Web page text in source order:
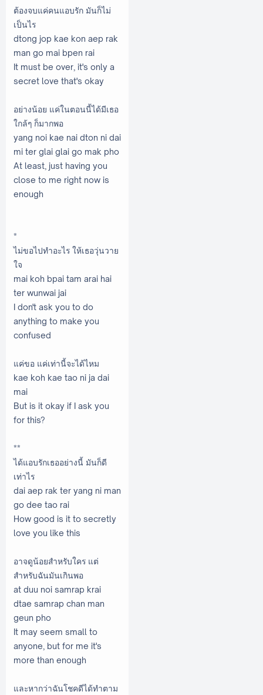
ต้องจบแค่คนแอบรัก มันก็ไม่
เป็นไร
dtong jop kae kon aep rak
man go mai bpen rai
It must be over, it's only a
secret love that's okay
อย่างน้อย แค่ในตอนนี้ได้มีเธอ
ใกล้ๆ ก็มากพอ
yang noi kae nai dton ni dai
mi ter glai glai go mak pho
At least, just having you
close to me right now is
enough
*
ไม่ขอไปทำอะไร ให้เธอวุ่นวาย
ใจ
mai koh bpai tam arai hai
ter wunwai jai
I don't ask you to do
anything to make you
confused
แค่ขอ แค่เท่านี้จะได้ไหม
kae koh kae tao ni ja dai
mai
But is it okay if I ask you
for this?
**
ได้แอบรักเธออย่างนี้ มันก็ดี
เท่าไร
dai aep rak ter yang ni man
go dee tao rai
How good is it to secretly
love you like this
อาจดูน้อยสำหรับใคร แต่
สำหรับฉันมันเกินพอ
at duu noi samrap krai
dtae samrap chan man
geun pho
It may seem small to
anyone, but for me it's
more than enough
และหากว่าฉันโชคดีได้ทำตาม